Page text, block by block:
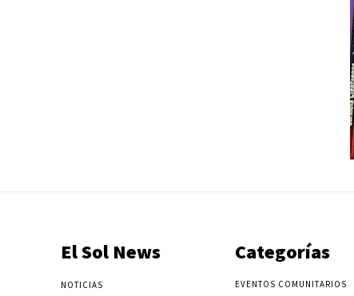
El Sol News
NOTICIAS
Categorías
EVENTOS COMUNITARIOS